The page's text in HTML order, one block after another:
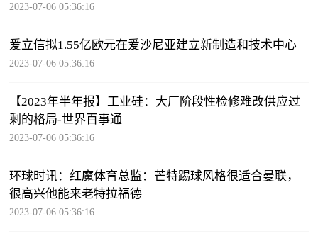
2023-07-06 05:36:16
爱立信拟1.55亿欧元在爱沙尼亚建立新制造和技术中心
2023-07-06 05:36:16
【2023年半年报】工业硅：大厂阶段性检修难改供应过
剩的格局-世界百事通
2023-07-06 05:36:16
环球时讯：红魔体育总监：芒特踢球风格很适合曼联，
很高兴他能来老特拉福德
2023-07-06 05:36:16